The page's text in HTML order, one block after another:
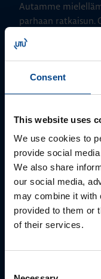
Consent
This website uses
We use cookies to
provide social
We also share
our social media,
may combine it with
provided to them or
of their services.
Autamme
parhaan ratkaisun.
sähköpostitse tai
0207 463 515